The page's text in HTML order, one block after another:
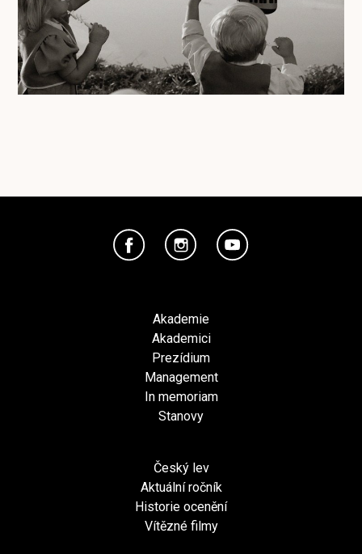
Akademie
Akademici
Prezídium
Management
In memoriam
Stanovy
Český lev
Aktuální ročník
Historie ocenění
Vítězné filmy